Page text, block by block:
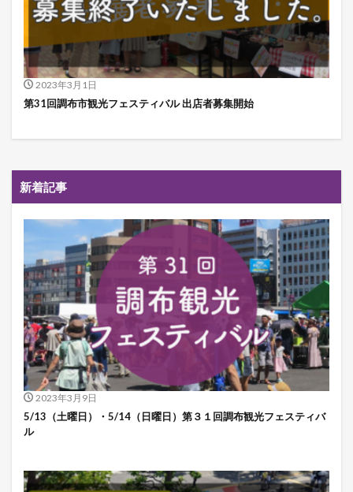
2023年3月1日
第31回調布市観光フェスティバル 出店者募集開始
新着記事
2023年3月9日
5/13（土曜日）・5/14（日曜日）第３１回調布観光フェスティバ
ル